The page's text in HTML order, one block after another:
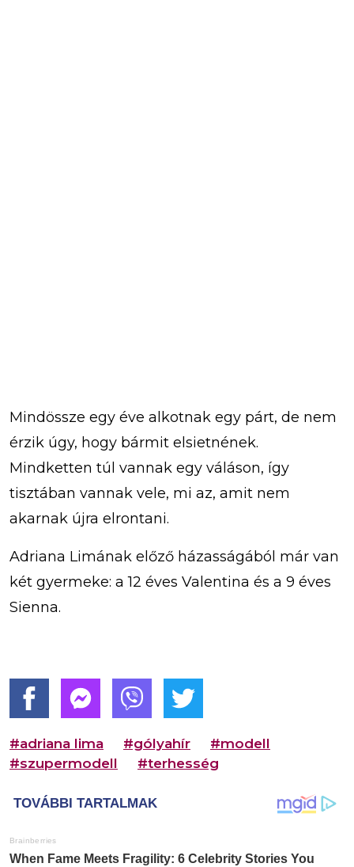
Mindössze egy éve alkotnak egy párt, de nem
érzik úgy, hogy bármit elsietnének.
Mindketten túl vannak egy váláson, így
tisztában vannak vele, mi az, amit nem
akarnak újra elrontani.
Adriana Limának előző házasságából már van
két gyermeke: a 12 éves Valentina és a 9 éves
Sienna.
#adriana lima #gólyahír
#modell
#szupermodell
#terhesség